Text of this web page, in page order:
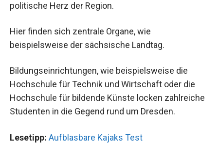
politische Herz der Region.
Hier finden sich zentrale Organe, wie
beispielsweise der sächsische Landtag.
Bildungseinrichtungen, wie beispielsweise die
Hochschule für Technik und Wirtschaft oder die
Hochschule für bildende Künste locken zahlreiche
Studenten in die Gegend rund um Dresden.
Lesetipp: Aufblasbare Kajaks Test